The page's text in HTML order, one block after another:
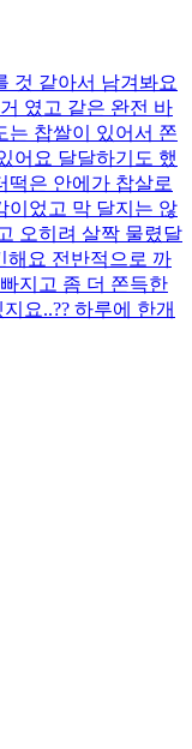
것 같아서 남겨봐요
였고 같은 완전 바
는 찹쌀이 있어서 쫀
어요 달달하기도 했
떡은 안에가 찹살로
이었고 막 달지는 않
오히려 살짝 물렸달
해요 전반적으로 까
지고 좀 더 쫀득한
요..?? 하루에 한개